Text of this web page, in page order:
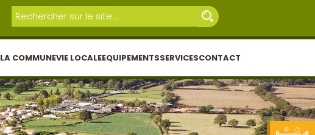
LA COMMUNEVIE LOCALEEQUIPEMENTSSERVICESCONTACT